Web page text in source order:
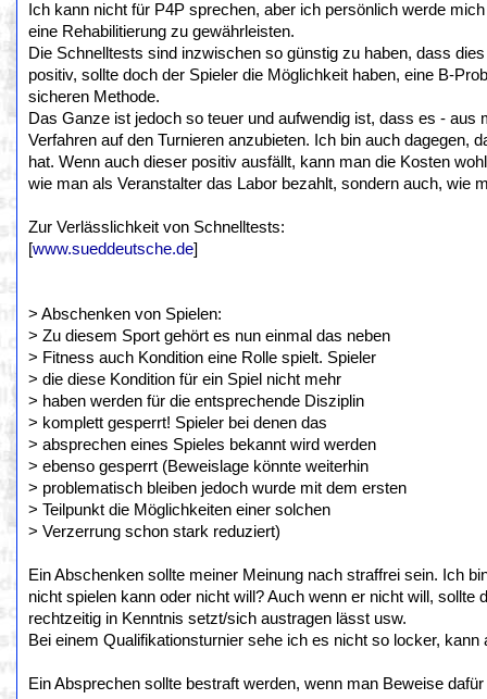
Ich kann nicht für P4P sprechen, aber ich persönlich werde
eine Rehabilitierung zu gewährleisten.
Die Schnelltests sind inzwischen so günstig zu haben, dass
positiv, sollte doch der Spieler die Möglichkeit haben, eine B-
sicheren Methode.
Das Ganze ist jedoch so teuer und aufwendig ist, dass es -
Verfahren auf den Turnieren anzubieten. Ich bin auch dagegen,
hat. Wenn auch dieser positiv ausfällt, kann man die Kosten
wie man als Veranstalter das Labor bezahlt, sondern auch, wie
Zur Verlässlichkeit von Schnelltests:
[www.sueddeutsche.de]
> Abschenken von Spielen:
> Zu diesem Sport gehört es nun einmal das neben
> Fitness auch Kondition eine Rolle spielt. Spieler
> die diese Kondition für ein Spiel nicht mehr
> haben werden für die entsprechende Disziplin
> komplett gesperrt! Spieler bei denen das
> absprechen eines Spieles bekannt wird werden
> ebenso gesperrt (Beweislage könnte weiterhin
> problematisch bleiben jedoch wurde mit dem ersten
> Teilpunkt die Möglichkeiten einer solchen
> Verzerrung schon stark reduziert)
Ein Abschenken sollte meiner Meinung nach straffrei sein. Ich
nicht spielen kann oder nicht will? Auch wenn er nicht will,
rechtzeitig in Kenntnis setzt/sich austragen lässt usw.
Bei einem Qualifikationsturnier sehe ich es nicht so locker,
Ein Absprechen sollte bestraft werden, wenn man Beweise